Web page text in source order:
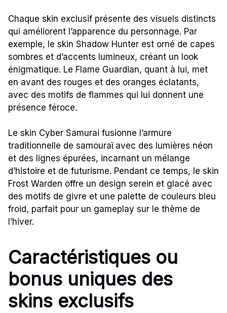
Chaque skin exclusif présente des visuels distincts
qui améliorent l’apparence du personnage. Par
exemple, le skin Shadow Hunter est orné de capes
sombres et d’accents lumineux, créant un look
énigmatique. Le Flame Guardian, quant à lui, met
en avant des rouges et des oranges éclatants,
avec des motifs de flammes qui lui donnent une
présence féroce.
Le skin Cyber Samurai fusionne l’armure
traditionnelle de samouraï avec des lumières néon
et des lignes épurées, incarnant un mélange
d’histoire et de futurisme. Pendant ce temps, le skin
Frost Warden offre un design serein et glacé avec
des motifs de givre et une palette de couleurs bleu
froid, parfait pour un gameplay sur le thème de
l’hiver.
Caractéristiques ou
bonus uniques des
skins exclusifs